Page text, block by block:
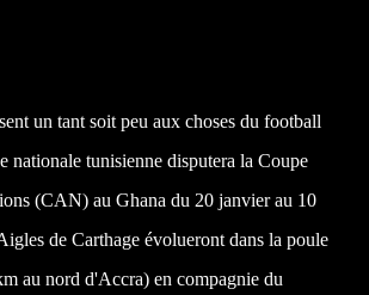
un tant soit peu aux choses du football
nationale tunisienne disputera la Coupe
(CAN) au Ghana du 20 janvier au 10
de Carthage évolueront dans la poule
au nord d'Accra) en compagnie du